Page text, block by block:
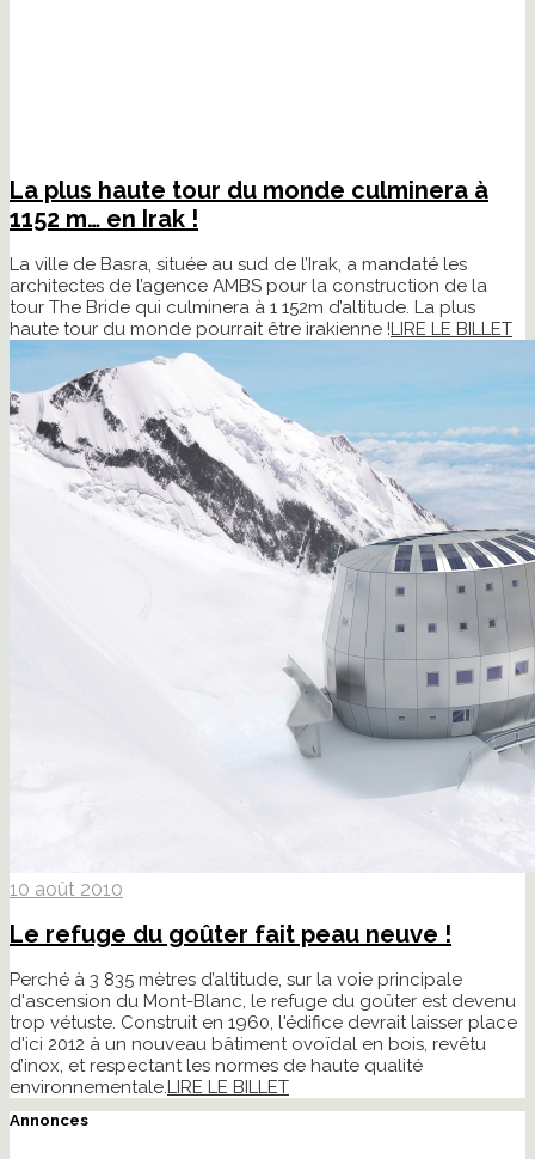
La plus haute tour du monde culminera à
1152 m… en Irak !
La ville de Basra, située au sud de l’Irak, a mandaté les
architectes de l’agence AMBS pour la construction de la
tour The Bride qui culminera à 1 152m d’altitude. La plus
haute tour du monde pourrait être irakienne !LIRE LE BILLET
10 août 2010
Le refuge du goûter fait peau neuve !
Perché à 3 835 mètres d’altitude, sur la voie principale
d'ascension du Mont-Blanc, le refuge du goûter est devenu
trop vétuste. Construit en 1960, l'édifice devrait laisser place
d'ici 2012 à un nouveau bâtiment ovoïdal en bois, revêtu
d’inox, et respectant les normes de haute qualité
environnementale.LIRE LE BILLET
Annonces